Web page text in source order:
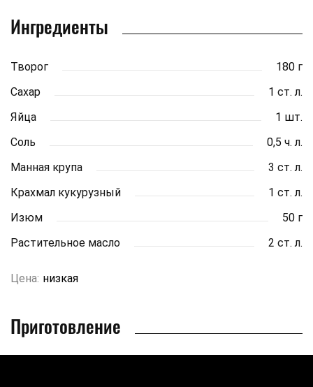
Ингредиенты
Творог
180 г
Сахар
1 ст. л.
Яйца
1 шт.
Соль
0,5 ч. л.
Манная крупа
3 ст. л.
Крахмал кукурузный
1 ст. л.
Изюм
50 г
Растительное масло
2 ст. л.
Цена: низкая
Приготовление